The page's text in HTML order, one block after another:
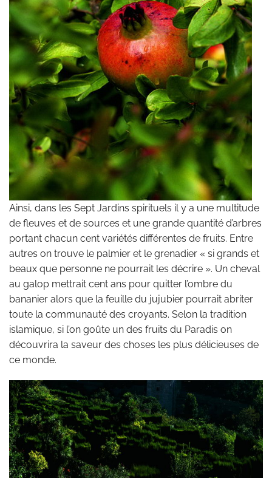
Ainsi, dans les Sept Jardins spirituels il y a une multitude
de fleuves et de sources et une grande quantité d’arbres
portant chacun cent variétés différentes de fruits. Entre
autres on trouve le palmier et le grenadier « si grands et
beaux que personne ne pourrait les décrire ». Un cheval
au galop mettrait cent ans pour quitter l’ombre du
bananier alors que la feuille du jujubier pourrait abriter
toute la communauté des croyants. Selon la tradition
islamique, si l’on goûte un des fruits du Paradis on
découvrira la saveur des choses les plus délicieuses de
ce monde.